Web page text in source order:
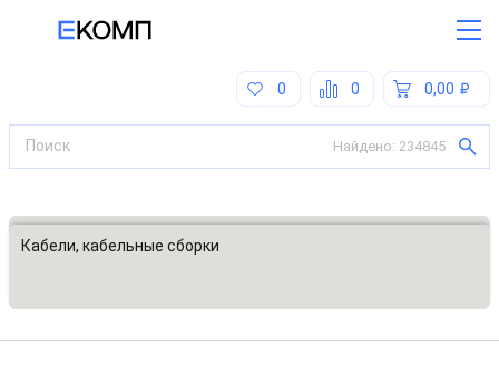
0,00
0
0
Найдено: 234845
Все категории
Кабели, кабельные сборки